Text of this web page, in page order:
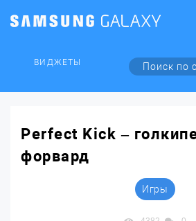
ВИДЖЕТЫ
Perfect Kick –
форвард
Игры